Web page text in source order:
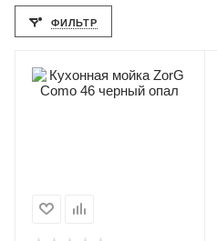
ФИЛЬТР